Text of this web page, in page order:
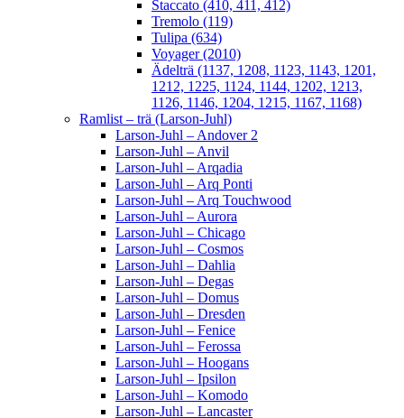
Staccato (410, 411, 412)
Tremolo (119)
Tulipa (634)
Voyager (2010)
Ädelträ (1137, 1208, 1123, 1143, 1201,
1212, 1225, 1124, 1144, 1202, 1213,
1126, 1146, 1204, 1215, 1167, 1168)
Ramlist – trä (Larson-Juhl)
Larson-Juhl – Andover 2
Larson-Juhl – Anvil
Larson-Juhl – Arqadia
Larson-Juhl – Arq Ponti
Larson-Juhl – Arq Touchwood
Larson-Juhl – Aurora
Larson-Juhl – Chicago
Larson-Juhl – Cosmos
Larson-Juhl – Dahlia
Larson-Juhl – Degas
Larson-Juhl – Domus
Larson-Juhl – Dresden
Larson-Juhl – Fenice
Larson-Juhl – Ferossa
Larson-Juhl – Hoogans
Larson-Juhl – Ipsilon
Larson-Juhl – Komodo
Larson-Juhl – Lancaster